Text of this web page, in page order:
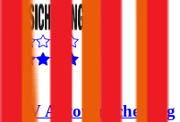
VAV Autoversicherung